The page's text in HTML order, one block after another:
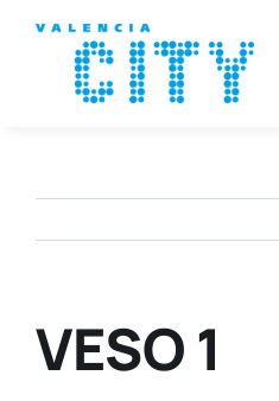
contenido
VESO 1